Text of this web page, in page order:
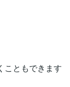
こともできます